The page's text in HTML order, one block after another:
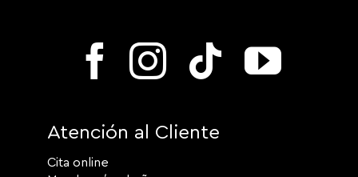
Atención al Cliente
Cita online